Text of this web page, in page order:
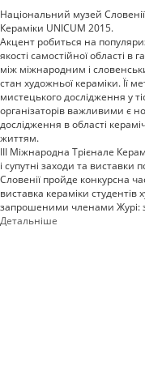
Національний музей
Кераміки UNICUM 2015.
Акцент робиться на
якості самостійної області в
між міжнародним і
стан художньої кераміки. Її
мистецького дослідження у
організаторів важливими є
дослідження в області
життям.
III Міжнародна Трієнале
і супутні заходи та виставки
Словенії пройде конкурсна
виставка кераміки студентів
запрошеними членами Журі: з
Детальніше